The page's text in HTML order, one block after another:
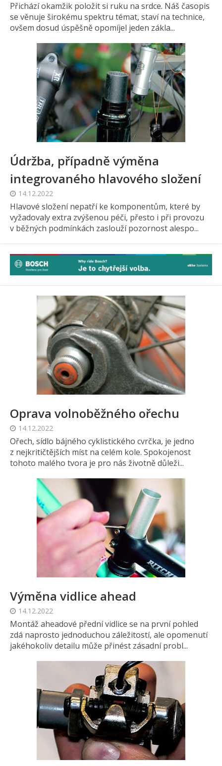
Přichází okamžik položit si ruku na srdce. Náš časopis
se věnuje širokému spektru témat, staví na technice,
ovšem dosud úspěšně opomíjel jeden zákla...
Údržba, případně výměna
integrovaného hlavového složení
14.12.2022
Hlavové složení nepatří ke komponentům, které by
vyžadovaly extra zvýšenou péči, přesto i při provozu
v běžných podmínkách zaslouží pozornost alespo...
Oprava volnoběžného ořechu
14.12.2022
Ořech, sídlo bájného cyklistického cvrčka, je jedno
z nejkritičtějších míst na celém kole. Spokojenost
tohoto malého tvora je pro nás životně důleži...
Výměna vidlice ahead
14.12.2022
Montáž aheadové přední vidlice se na první pohled
zdá naprosto jednoduchou záležitostí, ale opomenutí
jakéhokoliv detailu může přinést zásadní probl...